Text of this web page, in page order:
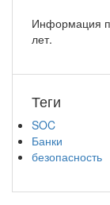
Информация
лет.
Теги
SOC
Банки
безопасность